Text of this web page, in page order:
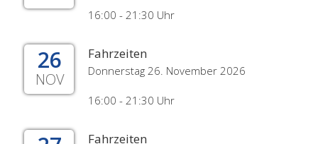
16:00 - 21:30 Uhr
26
NOV
Fahrzeiten
Donnerstag 26. November 2026
16:00 - 21:30 Uhr
Fahrzeiten